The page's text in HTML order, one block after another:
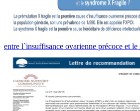
entre l`insuffisance ovarienne précoce et